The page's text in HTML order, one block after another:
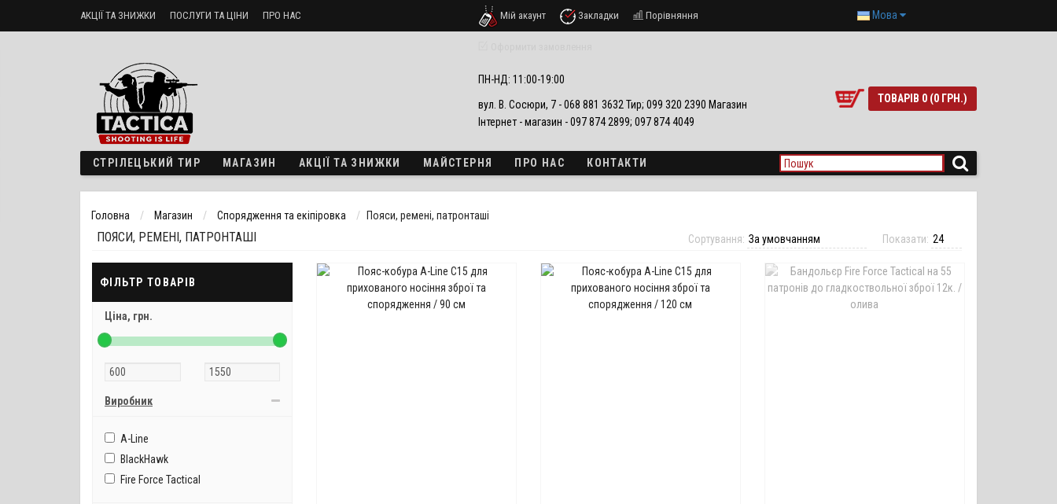
АКЦІЇ ТА ЗНИЖКИ ПОСЛУГИ ТА ЦІНИ ПРО НАС Мій акаунт Закладки Порівняння Мова
ПН-НД: 11:00-19:00
вул. В. Сосюри, 7 - 068 881 3632 Тир; 099 320 2390 Магазин
Інтернет - магазин - 097 874 2899; 097 874 4049
ТОВАРІВ 0 (0 ГРН.)
СТРІЛЕЦЬКИЙ ТИР МАГАЗИН АКЦІЇ ТА ЗНИЖКИ МАЙСТЕРНЯ ПРО НАС КОНТАКТИ
Головна Магазин Спорядження та екіпіровка Пояси, ремені, патронташі
ПОЯСИ, РЕМЕНІ, ПАТРОНТАШІ Показати:
Сортування:
ФІЛЬТР ТОВАРІВ
Ціна, грн.
Виробник
A-Line
BlackHawk
Fire Force Tactical